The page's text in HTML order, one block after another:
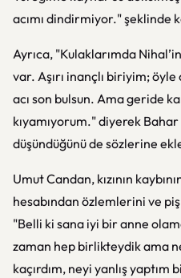
acımı dindirmiyor." şeklinde
Ayrıca, "Kulaklarımda
var. Aşırı inançlı biriyim;
acı son bulsun. Ama geride
kıyamıyorum." diyerek
düşündüğünü de sözlerine
Umut Candan, kızının
hesabından özlemlerini ve
"Belli ki sana iyi bir anne
zaman hep birlikteydik ama
kaçırdım, neyi yanlış